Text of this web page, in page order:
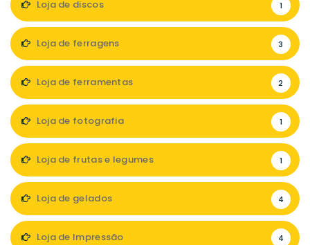
Loja de discos 1
Loja de ferragens 3
Loja de ferramentas 2
Loja de fotografia 1
Loja de frutas e legumes 1
Loja de gelados 4
Loja de Impressão 4